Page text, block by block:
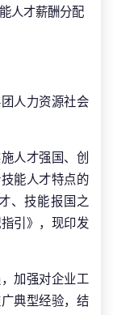
人才薪酬分配
人力资源社会
人才强国、创
能人才特点的
、技能报国之
引》，现印发
加强对企业工
典型经验，结